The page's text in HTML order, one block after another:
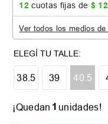
12 cuotas fijas de $ 12
Ver todos los medios de
38.5 39 40.5
¡Quedan 1 unidades!